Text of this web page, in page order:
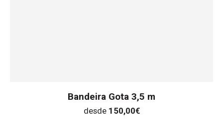
Bandeira Gota 3,5 m
desde 150,00€